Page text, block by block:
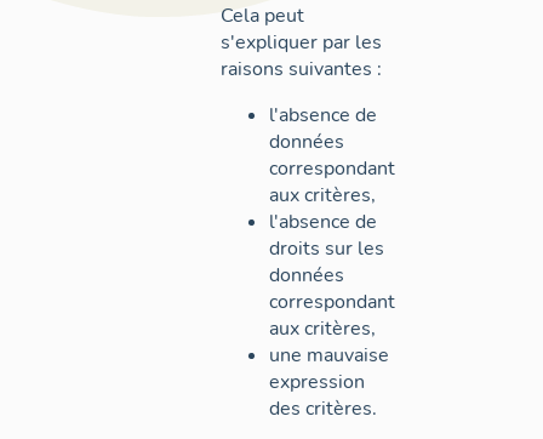
Cela peut
s'expliquer par les
raisons suivantes :
l'absence de
données
correspondant
aux critères,
l'absence de
droits sur les
données
correspondant
aux critères,
une mauvaise
expression
des critères.